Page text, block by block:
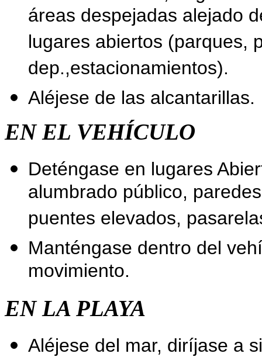
áreas despejadas alejado
lugares abiertos (parques,
dep.,estacionamientos).
Aléjese de las alcantarillas.
EN EL VEHÍCULO
Deténgase en lugares
alumbrado público,
puentes elevados,
Manténgase dentro del
movimiento.
EN LA PLAYA
Aléjese del mar, diríjase a